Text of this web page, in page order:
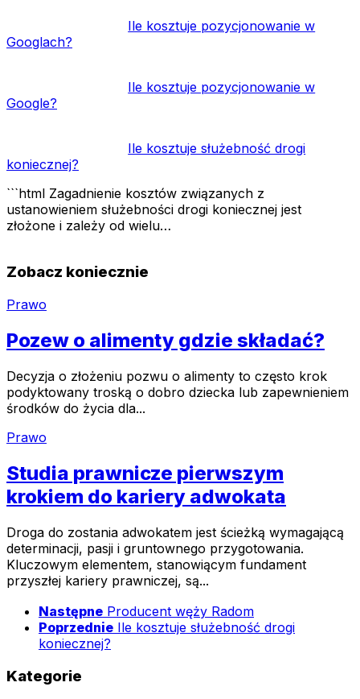
Ile kosztuje pozycjonowanie w
Googlach?
Ile kosztuje pozycjonowanie w
Google?
Ile kosztuje służebność drogi
koniecznej?
```html Zagadnienie kosztów związanych z
ustanowieniem służebności drogi koniecznej jest
złożone i zależy od wielu…
Zobacz koniecznie
Prawo
Pozew o alimenty gdzie składać?
Decyzja o złożeniu pozwu o alimenty to często krok
podyktowany troską o dobro dziecka lub zapewnieniem
środków do życia dla...
Prawo
Studia prawnicze pierwszym
krokiem do kariery adwokata
Droga do zostania adwokatem jest ścieżką wymagającą
determinacji, pasji i gruntownego przygotowania.
Kluczowym elementem, stanowiącym fundament
przyszłej kariery prawniczej, są...
Następne Producent węży Radom
Poprzednie Ile kosztuje służebność drogi
koniecznej?
Kategorie